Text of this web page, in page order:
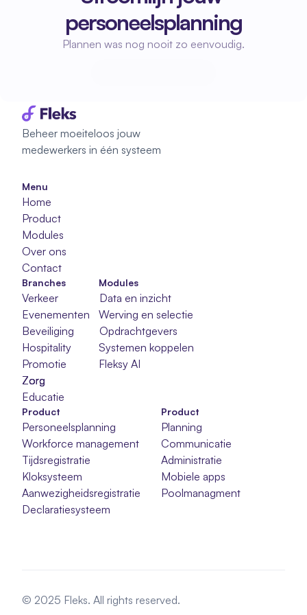
personeelsplanning
Plannen was nog nooit zo eenvoudig.
Beheer moeiteloos jouw
medewerkers in één systeem
Menu
Home
Product
Modules
Over ons
Contact
Modules
Data en inzicht
Werving en selectie
Opdrachtgevers
Systemen koppelen
Fleksy AI
Branches
Verkeer
Evenementen
Beveiliging
Hospitality
Promotie
Zorg
Zorg
Zorg
Educatie
Product
Personeelsplanning
Workforce management
Tijdsregistratie
Kloksysteem
Aanwezigheidsregistratie
Declaratiesysteem
Planning
Communicatie
Administratie
Mobiele apps
Poolmanagment
Product
© 2025 Fleks. All rights reserved.